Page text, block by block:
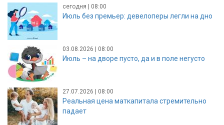
сегодня | 08:00
Июль без премьер: девелоперы легли на дно
03.08.2026 | 08:00
Июль – на дворе пусто, да и в поле негусто
27.07.2026 | 08:00
Реальная цена маткапитала стремительно
падает